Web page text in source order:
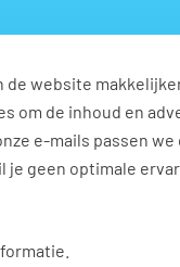
de website
om de inhoud en
e-mails passen
geen optimale
Werkplezier